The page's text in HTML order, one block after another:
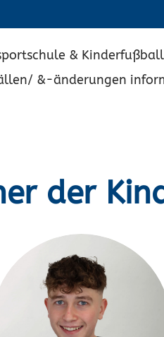
&
&-änderungen
der